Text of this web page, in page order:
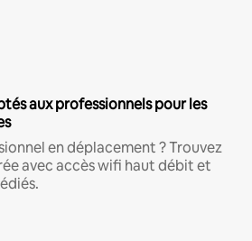
aux professionnels pour les
en déplacement ? Trouvez
avec accès wifi haut débit et